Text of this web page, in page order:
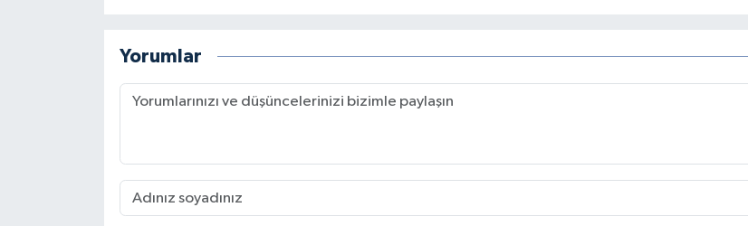
Yorumlar